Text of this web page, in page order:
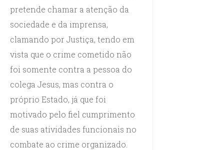
pretende chamar a atenção da
sociedade e da imprensa,
clamando por Justiça, tendo em
vista que o crime cometido não
foi somente contra a pessoa do
colega Jesus, mas contra o
próprio Estado, já que foi
motivado pelo fiel cumprimento
de suas atividades funcionais no
combate ao crime organizado.